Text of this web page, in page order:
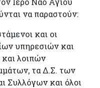
να παραστούν:
και οι
υπηρεσιών και
λοιπών
τα Δ.Σ. των
Συλλόγων και όλοι